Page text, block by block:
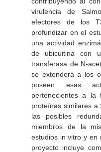
virulencia de
efectores de los
profundizar en el
una actividad
de ubicuitina con
transferasa de N-
se extenderá a los
poseen esas
pertenecientes a la
proteínas similares a
las posibles
miembros de la
estudios in vitro y en
proyecto incluye